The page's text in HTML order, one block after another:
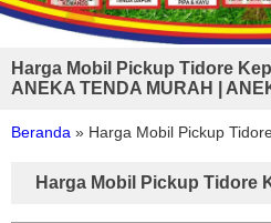
Harga Mobil Pickup Tidore
ANEKA TENDA MURAH |
Beranda » Harga Mobil Pickup
Harga Mobil Pickup Tidore